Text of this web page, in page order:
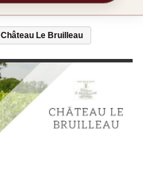
Château Le Bruilleau